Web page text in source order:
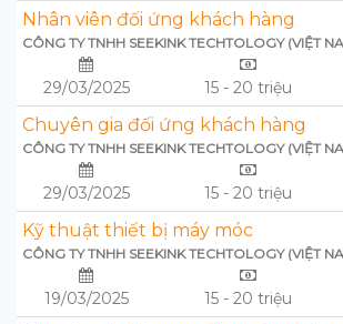
Nhân viên đối ứng khách hàng
CÔNG TY TNHH SEEKINK TECHTOLOGY (VIỆT
29/03/2025 15 - 20 triệu
Chuyên gia đối ứng khách hàng
CÔNG TY TNHH SEEKINK TECHTOLOGY (VIỆT
29/03/2025 15 - 20 triệu
Kỹ thuật thiết bị máy móc
CÔNG TY TNHH SEEKINK TECHTOLOGY (VIỆT
19/03/2025 15 - 20 triệu